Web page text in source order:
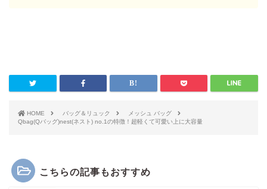
HOME バッグ＆リュック
メッシュ バッグ
Qbag(Qバッグ)nest(ネスト) no.1の特徴！超軽くて可愛い上に大容量
こちらの記事もおすすめ